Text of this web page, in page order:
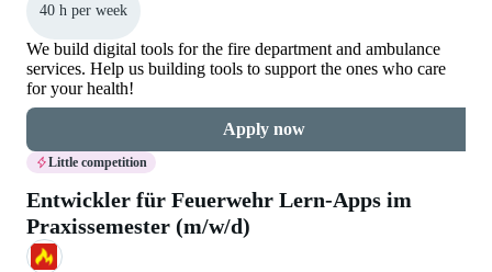
40 h per week
We build digital tools for the fire department and ambulance
services. Help us building tools to support the ones who care
for your health!
Apply now
Little competition
Entwickler für Feuerwehr Lern-Apps im
Praxissemester (m/w/d)